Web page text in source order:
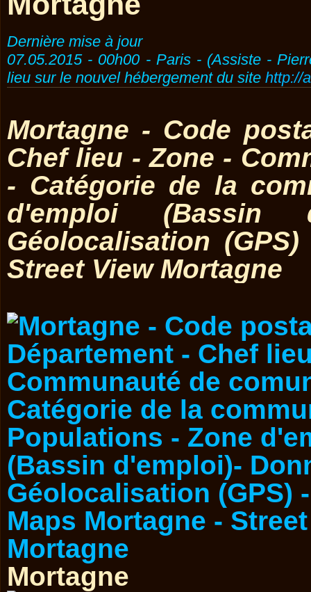
Dernière mise à jour
07.05.2015 - 00h00 - Paris - (Assiste -
lieu sur le nouvel hébergement du site http://
Mortagne - Code
Chef lieu - Zone -
- Catégorie de la
d'emploi (Bassin
Géolocalisation
Street View Mortagne
Mortagne